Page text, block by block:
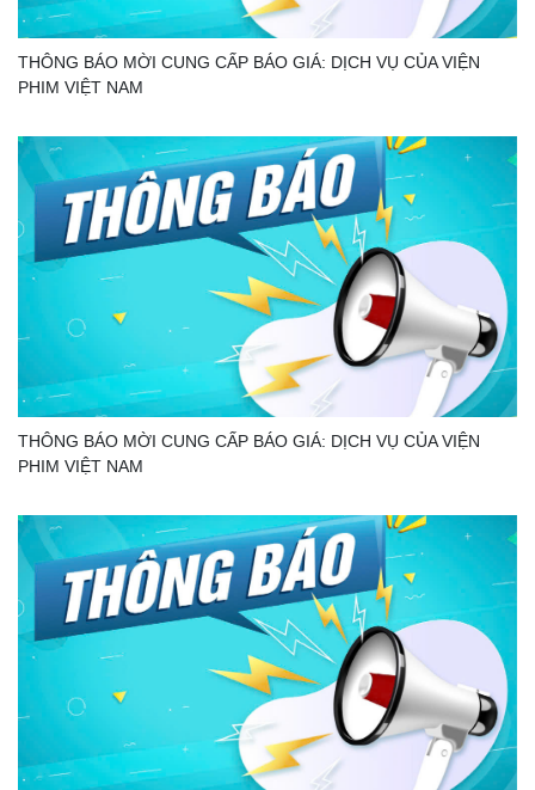
THÔNG BÁO MỜI CUNG CẤP BÁO GIÁ: DỊCH VỤ CỦA VIỆN
PHIM VIỆT NAM
THÔNG BÁO MỜI CUNG CẤP BÁO GIÁ: DỊCH VỤ CỦA VIỆN
PHIM VIỆT NAM